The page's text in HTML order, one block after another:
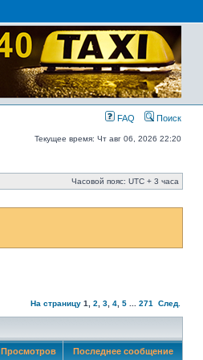
FAQ Поиск
Текущее время: Чт авг 06, 2026 22:20
Часовой пояс: UTC + 3 часа
На страницу 1 2 3 4 5 271 След.
Просмотров Последнее сообщение